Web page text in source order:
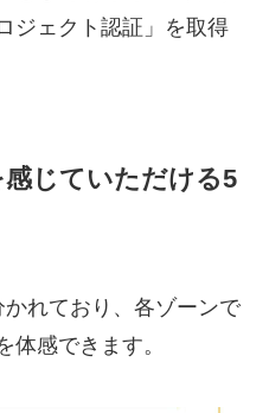
ジェクト認証」を取得
じていただける5
れており、各ゾーンで
体感できます。